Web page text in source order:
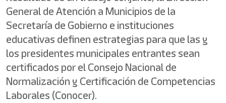
contenido.
General de Atención a Municipios de la
Secretaría de Gobierno e instituciones
educativas definen estrategias para que las y
los presidentes municipales entrantes sean
certificados por el Consejo Nacional de
Normalización y Certificación de Competencias
Laborales (Conocer).